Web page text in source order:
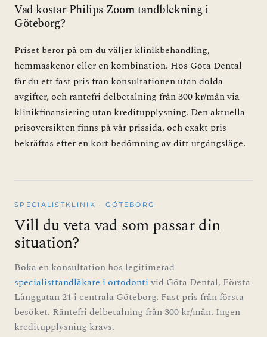
Vad kostar Philips Zoom tandblekning i
Göteborg?
Priset beror på om du väljer klinikbehandling,
hemmaskenor eller en kombination. Hos Göta Dental
får du ett fast pris från konsultationen utan dolda
avgifter, och räntefri delbetalning från 300 kr/mån via
klinikfinansiering utan kreditupplysning. Den aktuella
prisöversikten finns på vår prissida, och exakt pris
bekräftas efter en kort bedömning av ditt utgångsläge.
SPECIALISTKLINIK · GÖTEBORG
Vill du veta vad som passar din
situation?
Boka en konsultation hos legitimerad
specialisttandläkare i ortodontivid Göta Dental, Första
Långgatan 21 i centrala Göteborg. Fast pris från första
besöket. Räntefri delbetalning från 300 kr/mån. Ingen
kreditupplysning krävs.